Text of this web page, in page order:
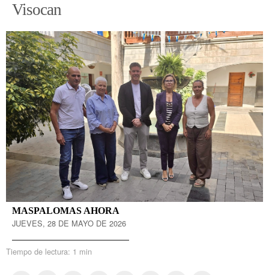
Visocan
MASPALOMAS AHORA
JUEVES, 28 DE MAYO DE 2026
Tiempo de lectura: 1 min